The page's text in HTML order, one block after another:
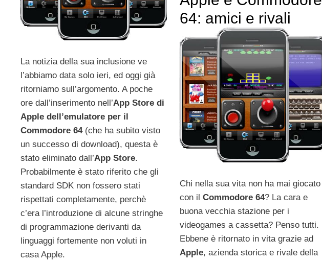
La notizia della sua inclusione ve
l’abbiamo data solo ieri, ed oggi già
ritorniamo sull’argomento. A poche
ore dall’inserimento nell’App Store di
Apple dell’emulatore per il
Commodore 64(che ha subito visto
un successo di download), questa è
stato eliminato dall’App Store.
Probabilmente è stato riferito che gli
standard SDK non fossero stati
rispettati completamente, perchè
c’era l’introduzione di alcune stringhe
di programmazione derivanti da
linguaggi fortemente non voluti in
casa Apple.
64: amici e rivali
Chi nella sua vita non ha mai giocato
con il Commodore 64? La cara e
buona vecchia stazione per i
videogames a cassetta? Penso tutti.
Ebbene è ritornato in vita grazie ad
Apple, azienda storica e rivale della